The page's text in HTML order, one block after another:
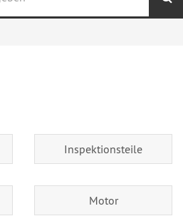
Inspektionsteile
Motor